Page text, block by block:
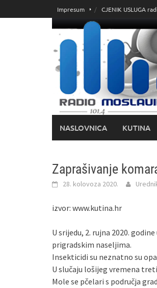
do
Impresum CJENIK USLUGA
NASLOVNICA KUTINA
Zaprašivanje
28. kolovoza 2020.
izvor: www.kutina.hr
U srijedu, 2. rujna 2020.
prigradskim naseljima.
Insekticidi su neznatno su
U slučaju lošijeg vremena
Mole se pčelari s područja